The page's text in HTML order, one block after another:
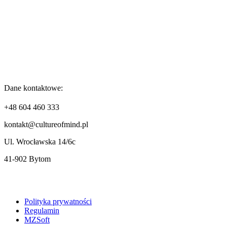
Dane kontaktowe:
+48 604 460 333
kontakt@cultureofmind.pl
Ul. Wrocławska 14/6c
41-902 Bytom
Polityka prywatności
Regulamin
MZSoft